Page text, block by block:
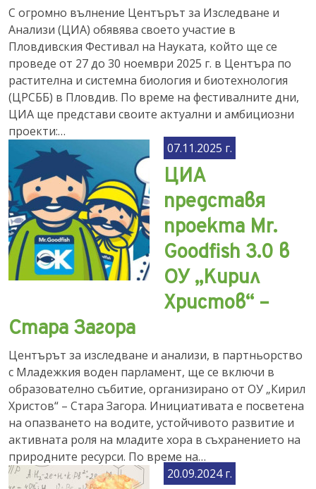
С огромно вълнение Центърът за Изследване и
Анализи (ЦИА) обявява своето участие в
Пловдивския Фестивал на Науката, който ще се
проведе от 27 до 30 ноември 2025 г. в Центъра по
растителна и системна биология и биотехнология
(ЦРСББ) в Пловдив. По време на фестивалните дни,
ЦИА ще представи своите актуални и амбициозни
проекти:…
07.11.2025 г.
ЦИА
представя
проекта Mr.
Goodfish 3.0 в
ОУ „Кирил
Христов“ –
Стара Загора
Центърът за изследване и анализи, в партньорство
с Младежкия воден парламент, ще се включи в
образователно събитие, организирано от ОУ „Кирил
Христов“ – Стара Загора. Инициативата е посветена
на опазването на водите, устойчивото развитие и
активната роля на младите хора в съхранението на
природните ресурси. По време на…
20.09.2024 г.